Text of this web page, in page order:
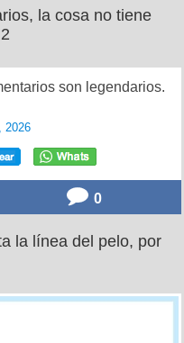
la cosa no tiene
son legendarios.
2026
0
la línea del pelo, por